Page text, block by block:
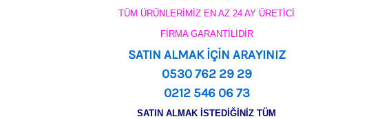
TÜM ÜRÜNLERİMİZ EN AZ 24 AY ÜRETİCİ
FİRMA GARANTİLİDİR
SATIN ALMAK İÇİN ARAYINIZ
0530 762 29 29
0212 546 06 73
SATIN ALMAK İSTEDİĞİNİZ TÜM